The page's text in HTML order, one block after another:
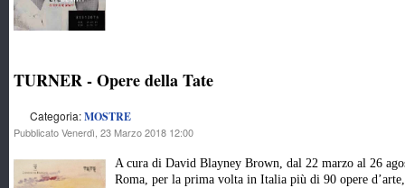
TURNER - Opere della Tate
Categoria:MOSTRE
Pubblicato Venerdì, 23 Marzo 2018 12:00
A cura di David Blayney Brown, dal 22 marzo al 26
Roma, per la prima volta in Italia più di 90 opere